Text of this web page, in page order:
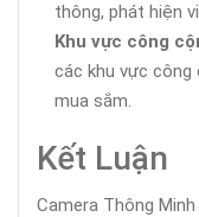
thông, phát hiện
Khu vực công
các khu vực công
mua sắm.
Kết Luận
Camera Thông Minh